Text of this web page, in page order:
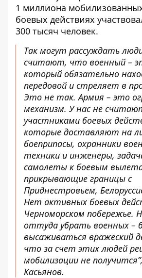
1 миллиона
боевых действиях
300 тысяч человек.
Так могут рассуждать
считают, что военный –
который обязательно
передовой и стреляет в
Это не так. Армия – это
механизм. У нас не
участниками боевых
которые доставляют на
боеприпасы, охранники
техники и инженеры,
самолеты к боевым
прикрывающие границы с
Приднестровьем,
Нет активных боевых
Черноморском побережье.
оттуда убрать военных –
высаживаться вражеский
что за счет этих людей
мобилизации не
Касьянов.